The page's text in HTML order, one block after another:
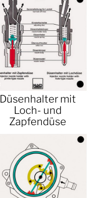
Düsenhalter mit
Loch- und
Zapfendüse